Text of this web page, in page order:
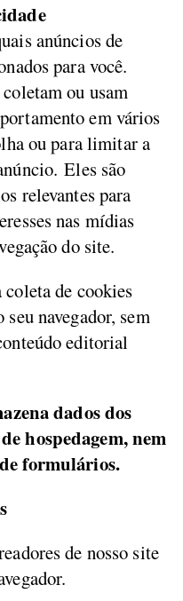
anúncios de
para você.
ou usam
em vários
ou para limitar a
Eles são
relevantes para
nas mídias
do site.
de cookies
navegador, sem
editorial
dados dos
hospedagem, nem
formulários.
de nosso site